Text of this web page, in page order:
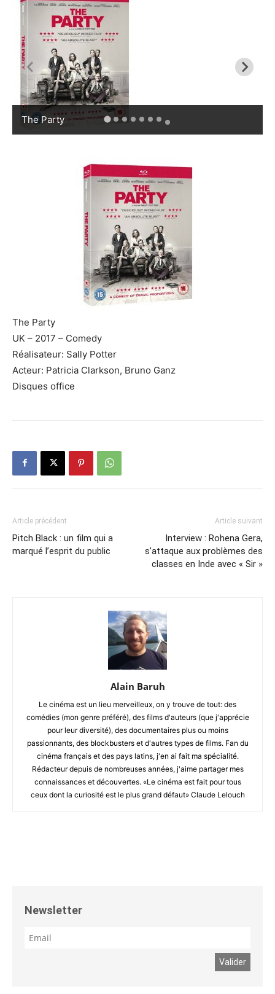
The Party
The Party
UK – 2017 – Comedy
Réalisateur: Sally Potter
Acteur: Patricia Clarkson, Bruno Ganz
Disques office
Article précédent
Pitch Black : un film qui a
marqué l’esprit du public
Article suivant
Interview : Rohena Gera,
s’attaque aux problèmes des
classes en Inde avec « Sir »
Alain Baruh
Le cinéma est un lieu merveilleux, on y trouve de tout: des
comédies (mon genre préféré), des films d'auteurs (que j'apprécie
pour leur diversité), des documentaires plus ou moins
passionnants, des blockbusters et d'autres types de films. Fan du
cinéma français et des pays latins, j'en ai fait ma spécialité.
Rédacteur depuis de nombreuses années, j'aime partager mes
connaissances et découvertes. «Le cinéma est fait pour tous
ceux dont la curiosité est le plus grand défaut» Claude Lelouch
Newsletter